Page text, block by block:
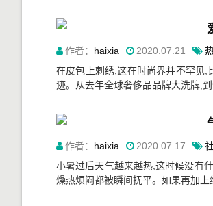
作者： haixia 2020.07.21
在皮包上刺绣,这在时尚界并不罕见,
迹。从去年全球奢侈品品牌大洗牌,
作者： haixia 2020.07.17
小暑过后天气越来越热,这时候没有
燥热烦闷都被瞬间抚平。如果再加